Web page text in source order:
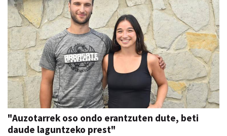
"Auzotarrek oso ondo erantzuten dute, beti
daude laguntzeko prest"